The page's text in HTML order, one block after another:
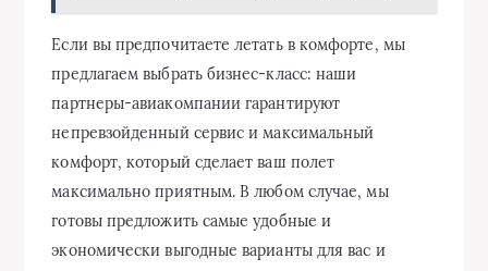
Если вы предпочитаете летать в комфорте, мы
предлагаем выбрать бизнес-класс: наши
партнеры-авиакомпании гарантируют
непревзойденный сервис и максимальный
комфорт, который сделает ваш полет
максимально приятным. В любом случае, мы
готовы предложить самые удобные и
экономически выгодные варианты для вас и